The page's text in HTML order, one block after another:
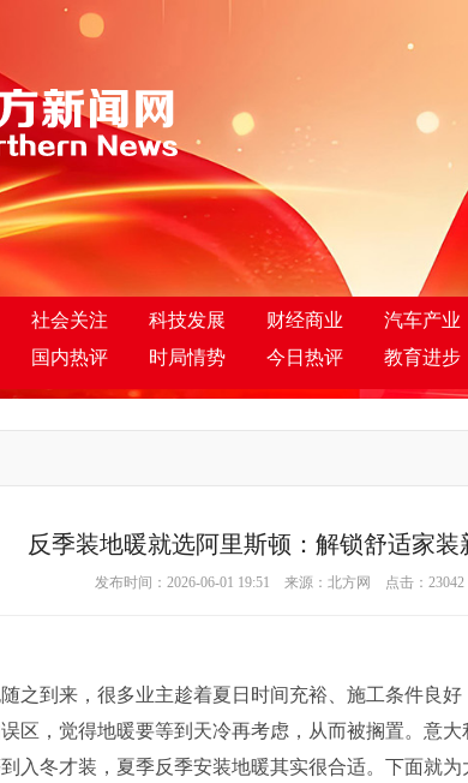
社会关注 科技发展 财经商业 汽车产业
国内热评 时局情势 今日热评 教育进步
反季装地暖就选阿里斯顿：解锁舒适家装
发布时间：2026-06-01 19:51 来源：北方网 点击： 23042
之到来，很多业主趁着夏日时间充裕、施工条件良
区，觉得地暖要等到天冷再考虑，从而被搁置。意
入冬才装，夏季反季安装地暖其实很合适。下面就